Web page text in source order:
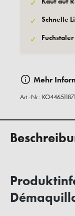
✓
✓ Schnelle
✓
Mehr
Art.-Nr.: